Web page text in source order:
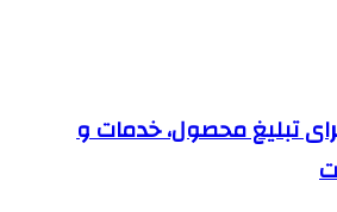
تبلیغ محصول، خدمات و